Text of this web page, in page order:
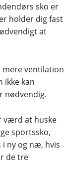
sko er
holder dig fast
at
mere ventilation
ikke kan
nødvendig.
værd at huske
sportssko,
i ny og næ, hvis
de tre